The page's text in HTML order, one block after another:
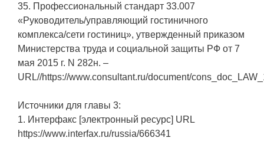
35. Профессиональный стандарт 33.007
«Руководитель/управляющий гостиничного
комплекса/сети гостиниц», утвержденный приказом
Министерства труда и социальной защиты РФ от 7
мая 2015 г. N 282н. –
URL//https://www.consultant.ru/document/
Источники для главы 3:
1. Интерфакс [электронный ресурс] URL
https://www.interfax.ru/russia/666341